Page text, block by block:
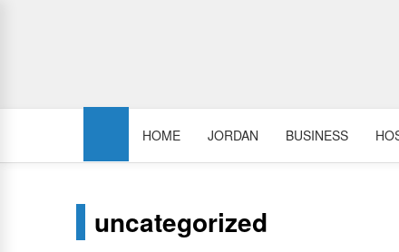
HOME JORDAN BUSINESS
uncategorized